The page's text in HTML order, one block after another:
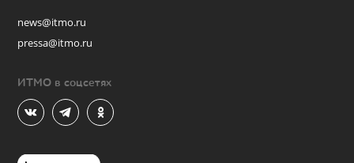
news@itmo.ru
pressa@itmo.ru
ИТМО в соцсетях